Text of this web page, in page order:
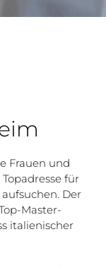
Frauen und
für
Der
Master-
italienischer